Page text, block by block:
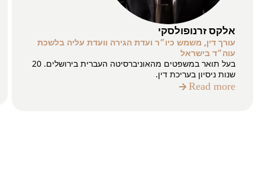
אלקס זרנופולסקי
עורך דין, משמש כיו״ר ועדת הגירה וועדת עליה בלשכת
עוה״ד בישראל
בעל תואר במשפטים מהאוניברסיטה העברית בירושלים. 20
שנות ניסיון בעריכת דין.
Read more